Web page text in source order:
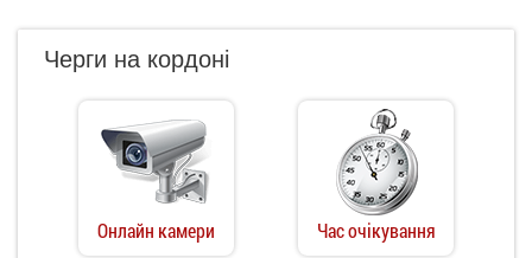
Черги на кордоні
Онлайн камери Час очікування